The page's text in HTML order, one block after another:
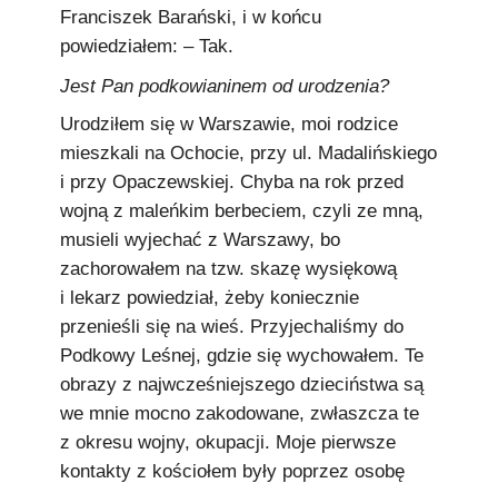
Franciszek Barański, i w końcu
powiedziałem: – Tak.
Jest Pan podkowianinem od urodzenia?
Urodziłem się w Warszawie, moi rodzice
mieszkali na Ochocie, przy ul. Madalińskiego
i przy Opaczewskiej. Chyba na rok przed
wojną z maleńkim berbeciem, czyli ze mną,
musieli wyjechać z Warszawy, bo
zachorowałem na tzw. skazę wysiękową
i lekarz powiedział, żeby koniecznie
przenieśli się na wieś. Przyjechaliśmy do
Podkowy Leśnej, gdzie się wychowałem. Te
obrazy z najwcześniejszego dzieciństwa są
we mnie mocno zakodowane, zwłaszcza te
z okresu wojny, okupacji. Moje pierwsze
kontakty z kościołem były poprzez osobę